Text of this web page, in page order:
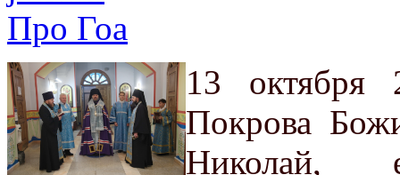
Про Гоа
13 октября
Покрова
Николай,